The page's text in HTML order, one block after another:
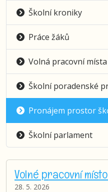
Školní kroniky
Práce žáků
Volná pracovní místa
Školní poradenské
Pronájem prostor
Školní parlament
Volné pracovní místo
28. 5. 2026